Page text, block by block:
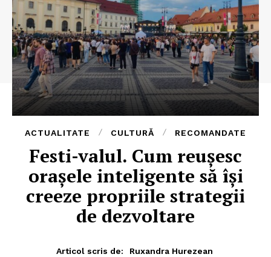
ACTUALITATE CULTURĂ RECOMANDATE
Festi-valul. Cum reușesc
orașele inteligente să își
creeze propriile strategii
de dezvoltare
Articol scris de:
Ruxandra Hurezean